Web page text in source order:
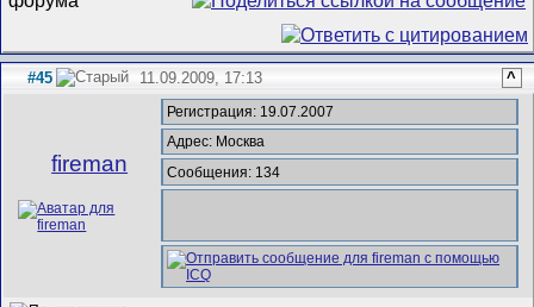
#45 11.09.2009, 17:13 ^
fireman
Регистрация: 19.07.2007
Адрес: Москва
Сообщения: 134